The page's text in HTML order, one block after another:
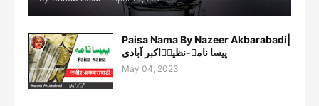
Paisa Nama By Nazeer Akbarabadi|
پیسا نامہ-نظیرؔاکبر آبادی
May 04, 2023